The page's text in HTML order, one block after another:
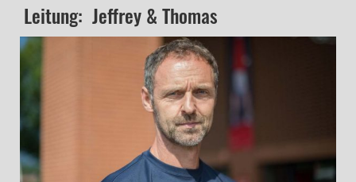
Leitung: Jeffrey & Thomas